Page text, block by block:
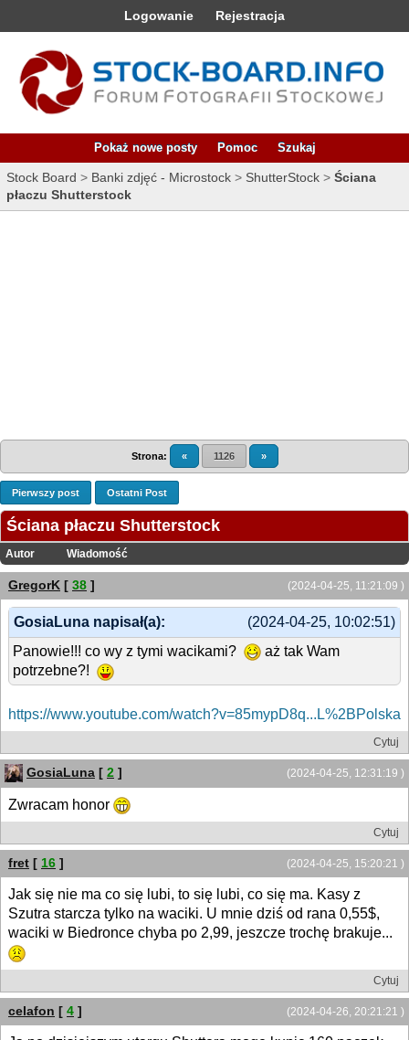
Logowanie Rejestracja
Pokaż nowe posty Pomoc Szukaj
Stock Board > Banki zdjęć - Microstock > ShutterStock > Ściana
płaczu Shutterstock
Strona: « 1126 »
Pierwszy post Ostatni Post
Ściana płaczu Shutterstock
Autor Wiadomość
(2024-04-25, 11:21:09 )
GregorK [ 38 ]
(2024-04-25, 10:02:51)
GosiaLuna napisał(a):
Panowie!!! co wy z tymi wacikami?
aż tak Wam
potrzebne?!
https://www.youtube.com/watch?v=85mypD8q...L%2BPolska
Cytuj
(2024-04-25, 12:31:19 )
GosiaLuna [ 2 ]
Zwracam honor
Cytuj
(2024-04-25, 15:20:21 )
fret [ 16 ]
Jak się nie ma co się lubi, to się lubi, co się ma. Kasy z
Szutra starcza tylko na waciki. U mnie dziś od rana 0,55$,
waciki w Biedronce chyba po 2,99, jeszcze trochę brakuje...
Cytuj
(2024-04-26, 20:21:21 )
celafon [ 4 ]